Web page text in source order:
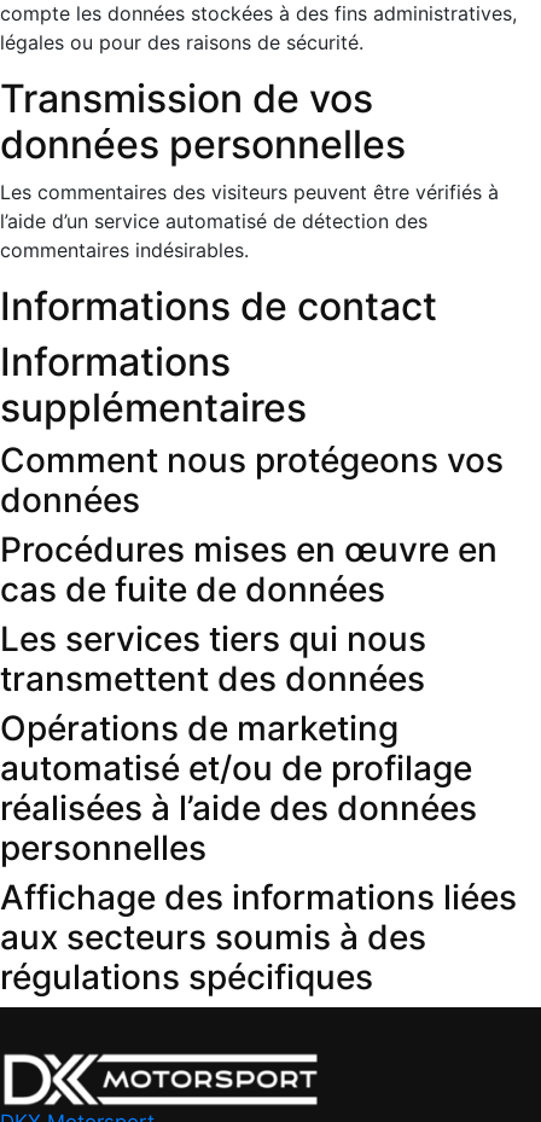
compte les données stockées à des fins administratives,
légales ou pour des raisons de sécurité.
Transmission de vos
données personnelles
Les commentaires des visiteurs peuvent être vérifiés à
l’aide d’un service automatisé de détection des
commentaires indésirables.
Informations de contact
Informations
supplémentaires
Comment nous protégeons vos
données
Procédures mises en œuvre en
cas de fuite de données
Les services tiers qui nous
transmettent des données
Opérations de marketing
automatisé et/ou de profilage
réalisées à l’aide des données
personnelles
Affichage des informations liées
aux secteurs soumis à des
régulations spécifiques